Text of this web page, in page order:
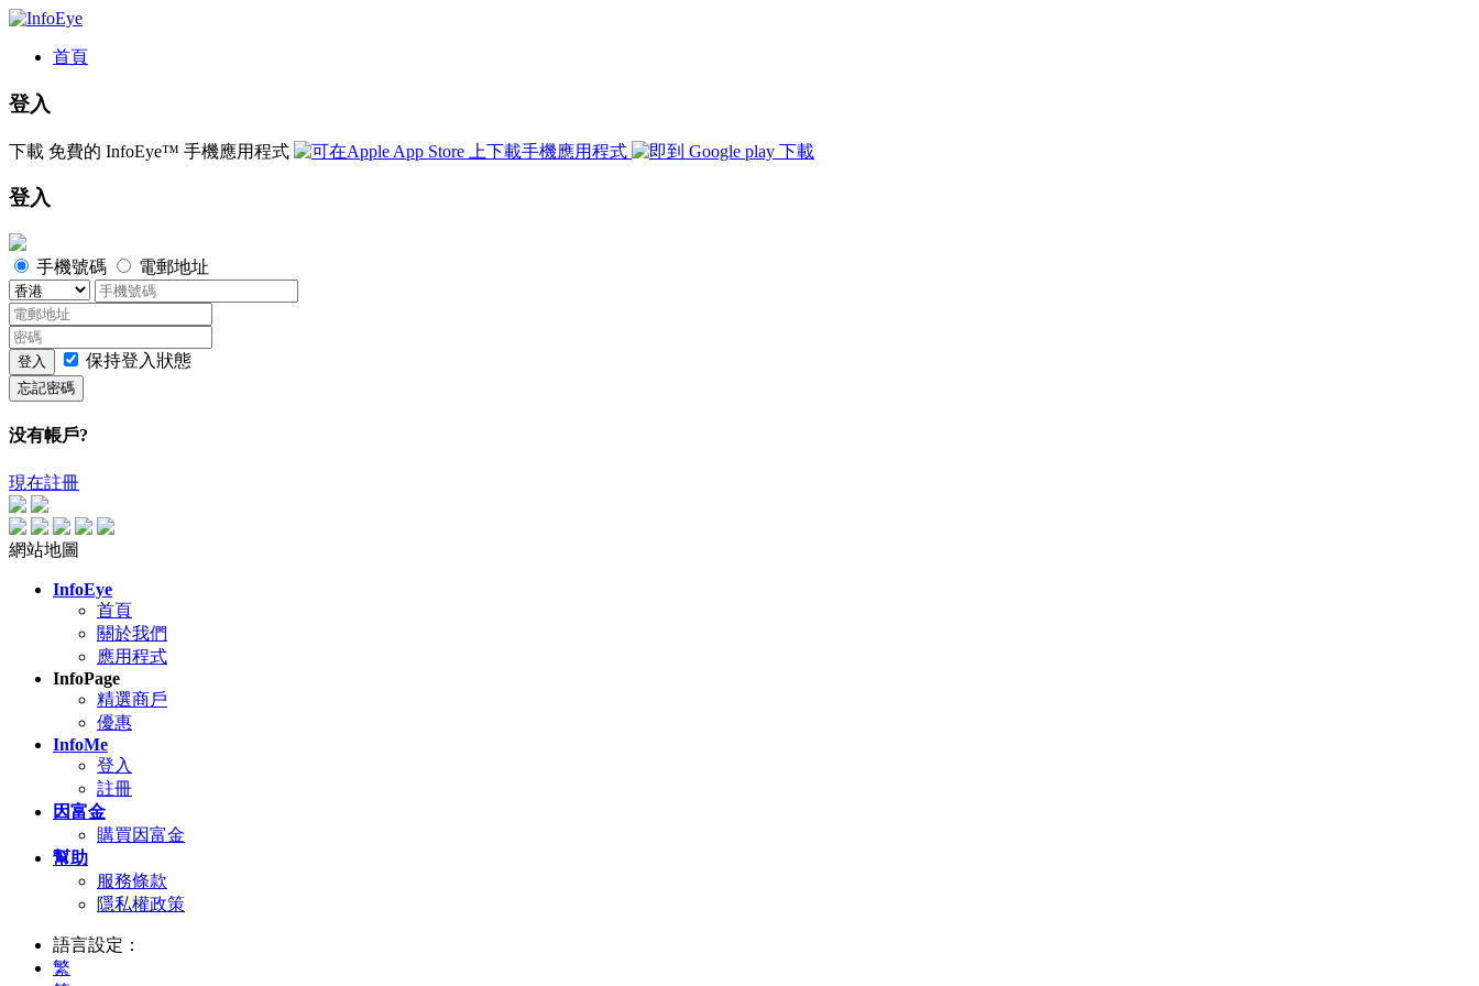
首頁
登入
下載 免費的 InfoEye™ 手機應用程式
登入
手機號碼 電郵地址
登入 保持登入狀態
忘記密碼
没有帳戶?
現在註冊
網站地圖
InfoEye
首頁
關於我們
應用程式
InfoPage
精選商戶
優惠
InfoMe
登入
註冊
因富金
購買因富金
幫助
服務條款
隱私權政策
語言設定：
繁